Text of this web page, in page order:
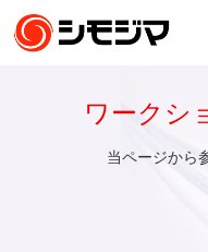
ワークシ
当ページから